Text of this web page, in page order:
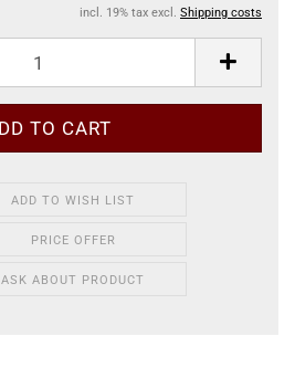
incl. 19% tax excl. Shipping costs
ADD TO WISH LIST
PRICE OFFER
ASK ABOUT PRODUCT